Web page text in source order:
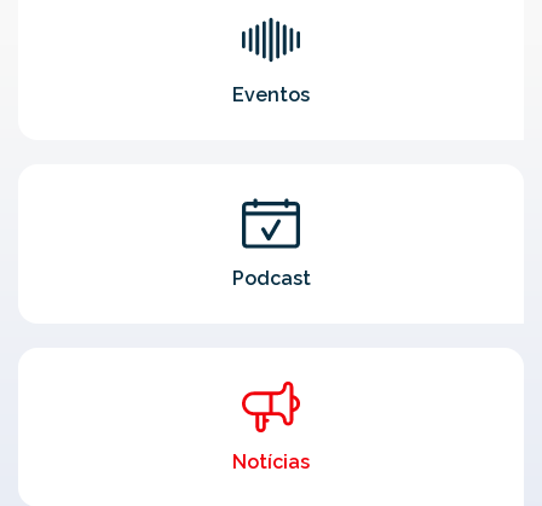
Eventos
Podcast
Notícias